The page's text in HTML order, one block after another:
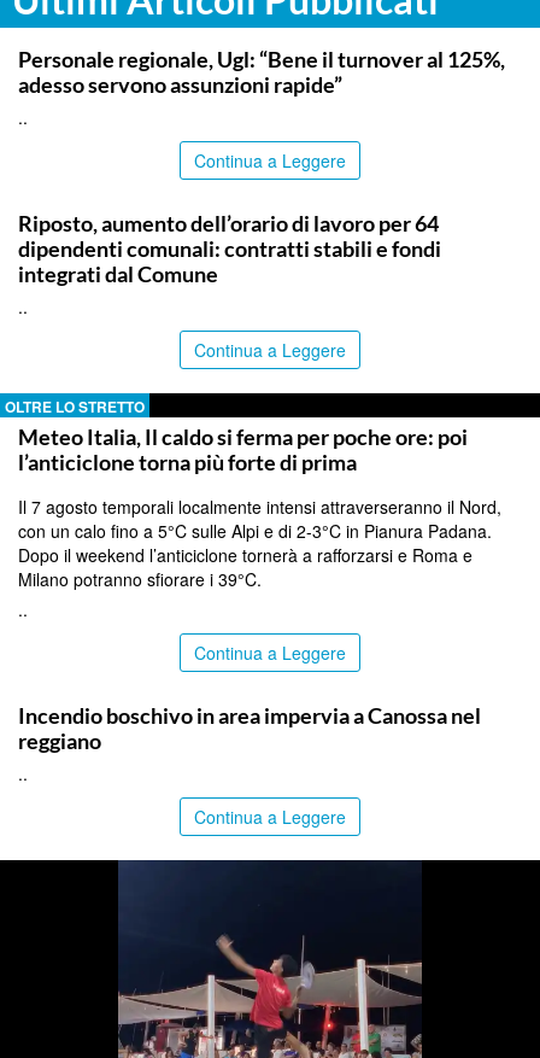
COMMUNITY
Personale regionale, Ugl: “Bene il turnover al 125%,
adesso servono assunzioni rapide”
..
Continua a Leggere
Riposto, aumento dell’orario di lavoro per 64
dipendenti comunali: contratti stabili e fondi
integrati dal Comune
..
Continua a Leggere
OLTRE LO STRETTO
Meteo Italia, Il caldo si ferma per poche ore: poi
l’anticiclone torna più forte di prima
Il 7 agosto temporali localmente intensi attraverseranno il Nord,
con un calo fino a 5°C sulle Alpi e di 2-3°C in Pianura Padana.
Dopo il weekend l’anticiclone tornerà a rafforzarsi e Roma e
Milano potranno sfiorare i 39°C.
..
Continua a Leggere
Incendio boschivo in area impervia a Canossa nel
reggiano
..
Continua a Leggere